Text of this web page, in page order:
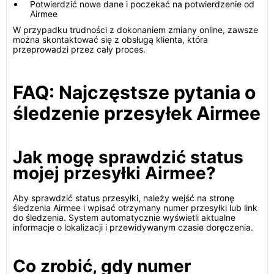
Potwierdzić nowe dane i poczekać na potwierdzenie od
Airmee
W przypadku trudności z dokonaniem zmiany online, zawsze
można skontaktować się z obsługą klienta, która
przeprowadzi przez cały proces.
FAQ: Najczęstsze pytania o
śledzenie przesyłek Airmee
Jak mogę sprawdzić status
mojej przesyłki Airmee?
Aby sprawdzić status przesyłki, należy wejść na stronę
śledzenia Airmee i wpisać otrzymany numer przesyłki lub link
do śledzenia. System automatycznie wyświetli aktualne
informacje o lokalizacji i przewidywanym czasie doręczenia.
Co zrobić, gdy numer